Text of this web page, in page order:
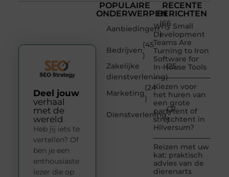
POPULAIRE
ONDERWERPEN
Aanbiedingen
(66
)
Bedrijven
(45
)
Zakelijke
dienstverlening
(25
)
Marketing
(24
)
Dienstverlening
(21
)
RECENTE
BERICHTEN
Why Small
Development
Teams Are
Turning to Iron
Software for
In-House Tools
Kiezen voor
het huren van
een grote
partytent of
stretchtent in
Hilversum?
Reizen met uw
kat: praktisch
advies van de
dierenarts
Deel jouw
verhaal
met de
wereld
Heb jij iets te
vertellen? Of
ben je een
enthousiaste
lezer die op